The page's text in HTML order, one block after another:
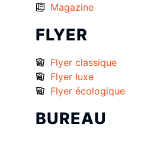
Magazine
FLYER
Flyer classique
Flyer luxe
Flyer écologique
BUREAU